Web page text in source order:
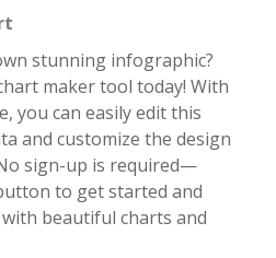
stunning infographic?
maker tool today! With
you can easily edit this
and customize the design
sign-up is required—
to get started and
beautiful charts and